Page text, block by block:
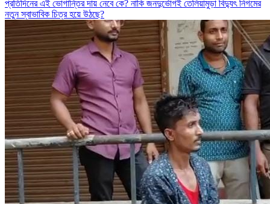
প্রতিদিনের এই ভোগান্তির দায় নেবে কে? নাকি জনদুর্ভোগই তেলিয়ামুড়া বিদ্যুৎ নিগমের
নতুন স্বাভাবিক চিত্র হয়ে উঠছে?